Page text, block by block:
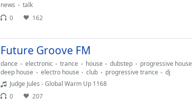
news
talk
0
162
Future Groove FM
dance electronic trance house dubstep
progressive house
deep house
electro house club progressive trance
dj
Judge Jules - Global Warm Up 1168
0
207